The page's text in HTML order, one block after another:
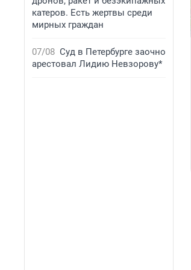
катеров. Есть жертвы среди
мирных граждан
07/08 Суд в Петербурге заочно
арестовал Лидию Невзорову*